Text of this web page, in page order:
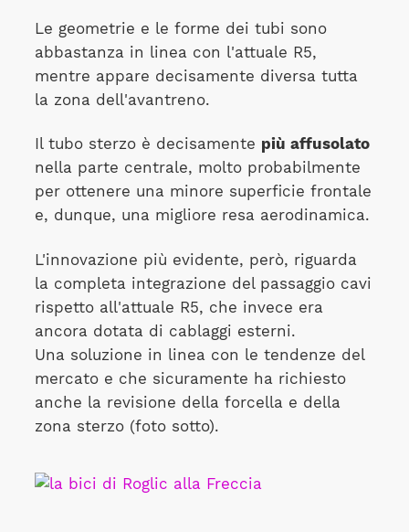
Le geometrie e le forme dei tubi sono
abbastanza in linea con l'attuale R5,
mentre appare decisamente diversa tutta
la zona dell'avantreno.
Il tubo sterzo è decisamente più affusolato
nella parte centrale, molto probabilmente
per ottenere una minore superficie frontale
e, dunque, una migliore resa aerodinamica.
L'innovazione più evidente, però, riguarda
la completa integrazione del passaggio cavi
rispetto all'attuale R5, che invece era
ancora dotata di cablaggi esterni.
Una soluzione in linea con le tendenze del
mercato e che sicuramente ha richiesto
anche la revisione della forcella e della
zona sterzo (foto sotto).